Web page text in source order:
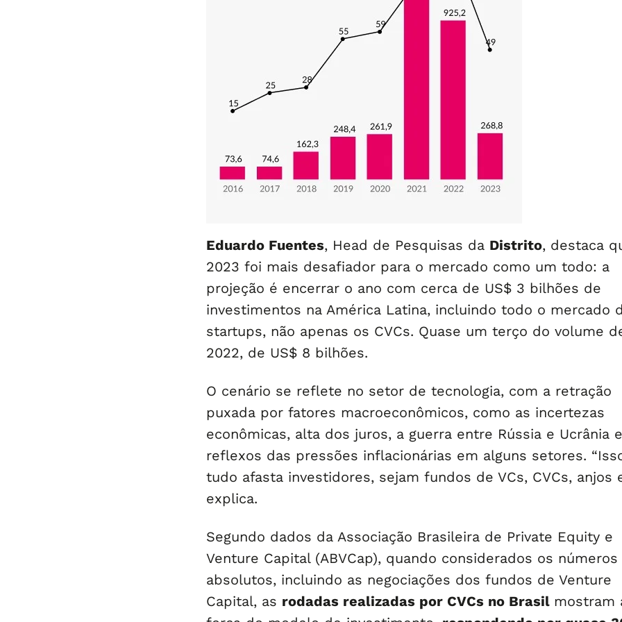
Eduardo Fuentes, Head de Pesquisas da Distrito, destaca
2023 foi mais desafiador para o mercado como um todo: a
projeção é encerrar o ano com cerca de US$ 3 bilhões de
investimentos na América Latina, incluindo todo o mercado
startups, não apenas os CVCs. Quase um terço do volume
2022, de US$ 8 bilhões.
O cenário se reflete no setor de tecnologia, com a retração
puxada por fatores macroeconômicos, como as incertezas
econômicas, alta dos juros, a guerra entre Rússia e Ucrânia
reflexos das pressões inflacionárias em alguns setores.
tudo afasta investidores, sejam fundos de VCs, CVCs, anjos
explica.
Segundo dados da Associação Brasileira de Private Equity e
Venture Capital (ABVCap), quando considerados os números
absolutos, incluindo as negociações dos fundos de Venture
Capital, as rodadas realizadas por CVCs no Brasil mostram